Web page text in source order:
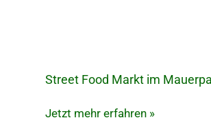
Street Food Markt im
Street
Markt
Jetzt mehr erfahren »